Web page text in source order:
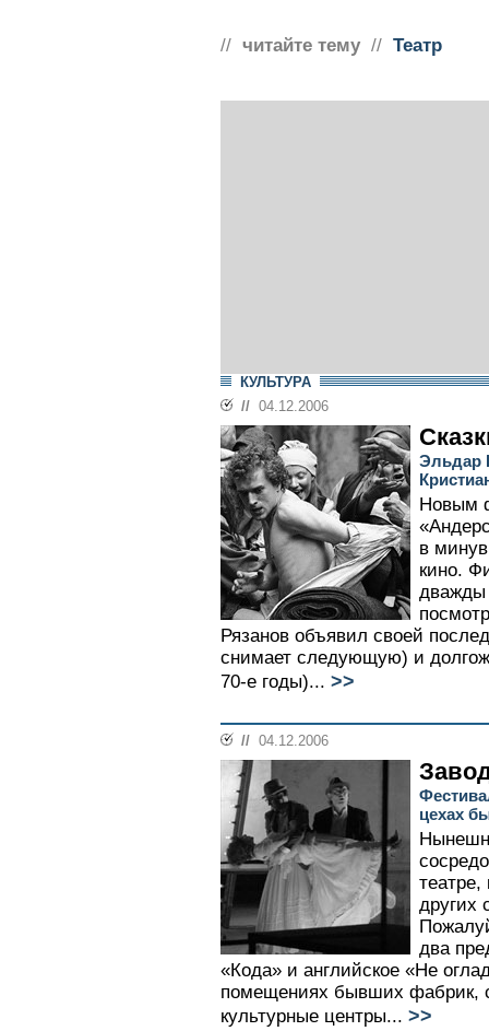
// читайте тему // Театр
КУЛЬТУРА
// 04.12.2006
Эльдар
Новым
в
кино.
дважды
Рязанов объявил своей
снимает следующую) и
70-е годы)... >>
// 04.12.2006
цехах
театре,
других
два
«Кода» и английское «Не
помещениях бывших фабрик,
культурные центры... >>